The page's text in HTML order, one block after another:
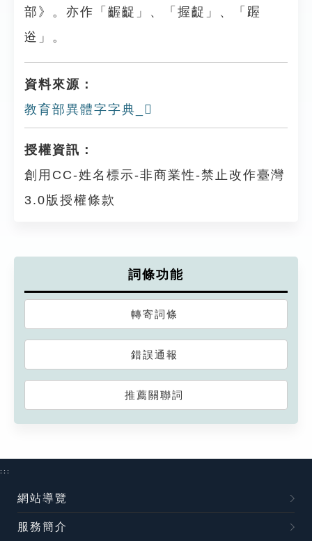
部》。亦作「齷齪」、「握齪」、「䠎
逧」。
資料來源：
教育部異體字字典_𪘏
授權資訊：
創用CC-姓名標示-非商業性-禁止改作臺灣
3.0版授權條款
詞條功能
轉寄詞條
錯誤通報
推薦關聯詞
:::
網站導覽
服務簡介